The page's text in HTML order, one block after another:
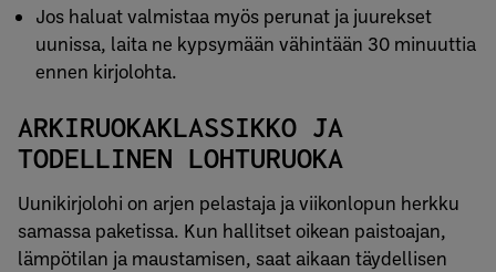
Jos haluat valmistaa myös perunat ja juurekset
uunissa, laita ne kypsymään vähintään 30 minuuttia
ennen kirjolohta.
ARKIRUOKAKLASSIKKO JA
TODELLINEN LOHTURUOKA
Uunikirjolohi on arjen pelastaja ja viikonlopun herkku
samassa paketissa. Kun hallitset oikean paistoajan,
lämpötilan ja maustamisen, saat aikaan täydellisen